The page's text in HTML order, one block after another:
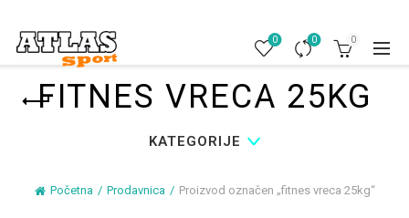
0 0 0
FITNES VRECA 25KG
KATEGORIJE
Početna Prodavnica Proizvod označen „fitnes vreca 25kg“